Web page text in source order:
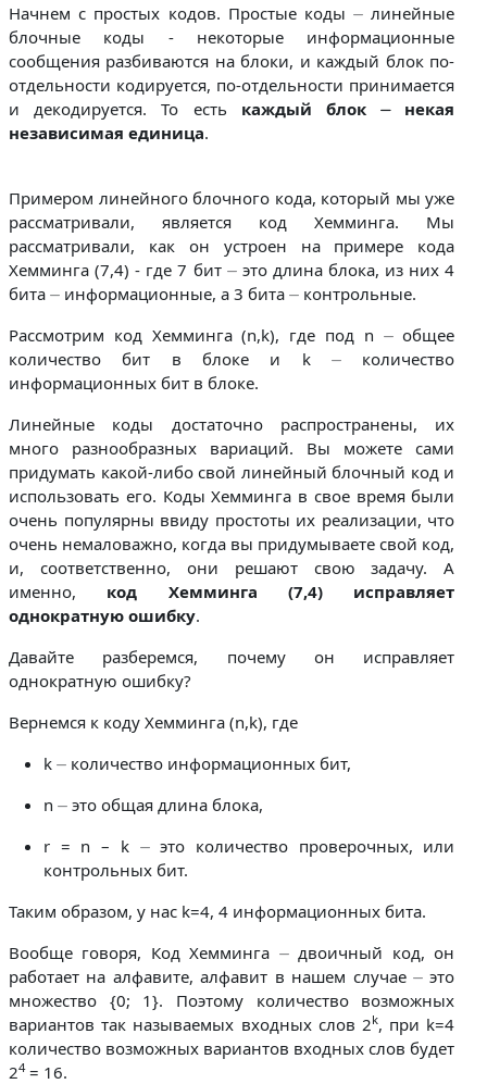
Начнем с простых кодов. Простые коды ⏤ линейные
блочные коды - некоторые информационные
сообщения разбиваются на блоки, и каждый блок по-
отдельности кодируется, по-отдельности принимается
и декодируется. То есть каждый блок ⏤ некая
независимая единица.
Примером линейного блочного кода, который мы уже
рассматривали, является код Хемминга. Мы
рассматривали, как он устроен на примере кода
Хемминга (7,4) - где 7 бит ⏤ это длина блока, из них 4
бита ⏤ информационные, а 3 бита ⏤ контрольные.
Рассмотрим код Хемминга (n,k), где под n ⏤ общее
количество бит в блоке и k ⏤ количество
информационных бит в блоке.
Линейные коды достаточно распространены, их
много разнообразных вариаций. Вы можете сами
придумать какой-либо свой линейный блочный код и
использовать его. Коды Хемминга в свое время были
очень популярны ввиду простоты их реализации, что
очень немаловажно, когда вы придумываете свой код,
и, соответственно, они решают свою задачу. А
именно, код Хемминга (7,4) исправляет
однократную ошибку.
Давайте разберемся, почему он исправляет
однократную ошибку?
Вернемся к коду Хемминга (n,k), где
k ⏤ количество информационных бит,
n ⏤ это общая длина блока,
r = n – k ⏤ это количество проверочных, или
контрольных бит.
Таким образом, у нас k=4, 4 информационных бита.
Вообще говоря, Код Хемминга ⏤ двоичный код, он
работает на алфавите, алфавит в нашем случае ⏤ это
множество {0; 1}. Поэтому количество возможных
вариантов так называемых входных слов 2k, при k=4
количество возможных вариантов входных слов будет
24= 16.